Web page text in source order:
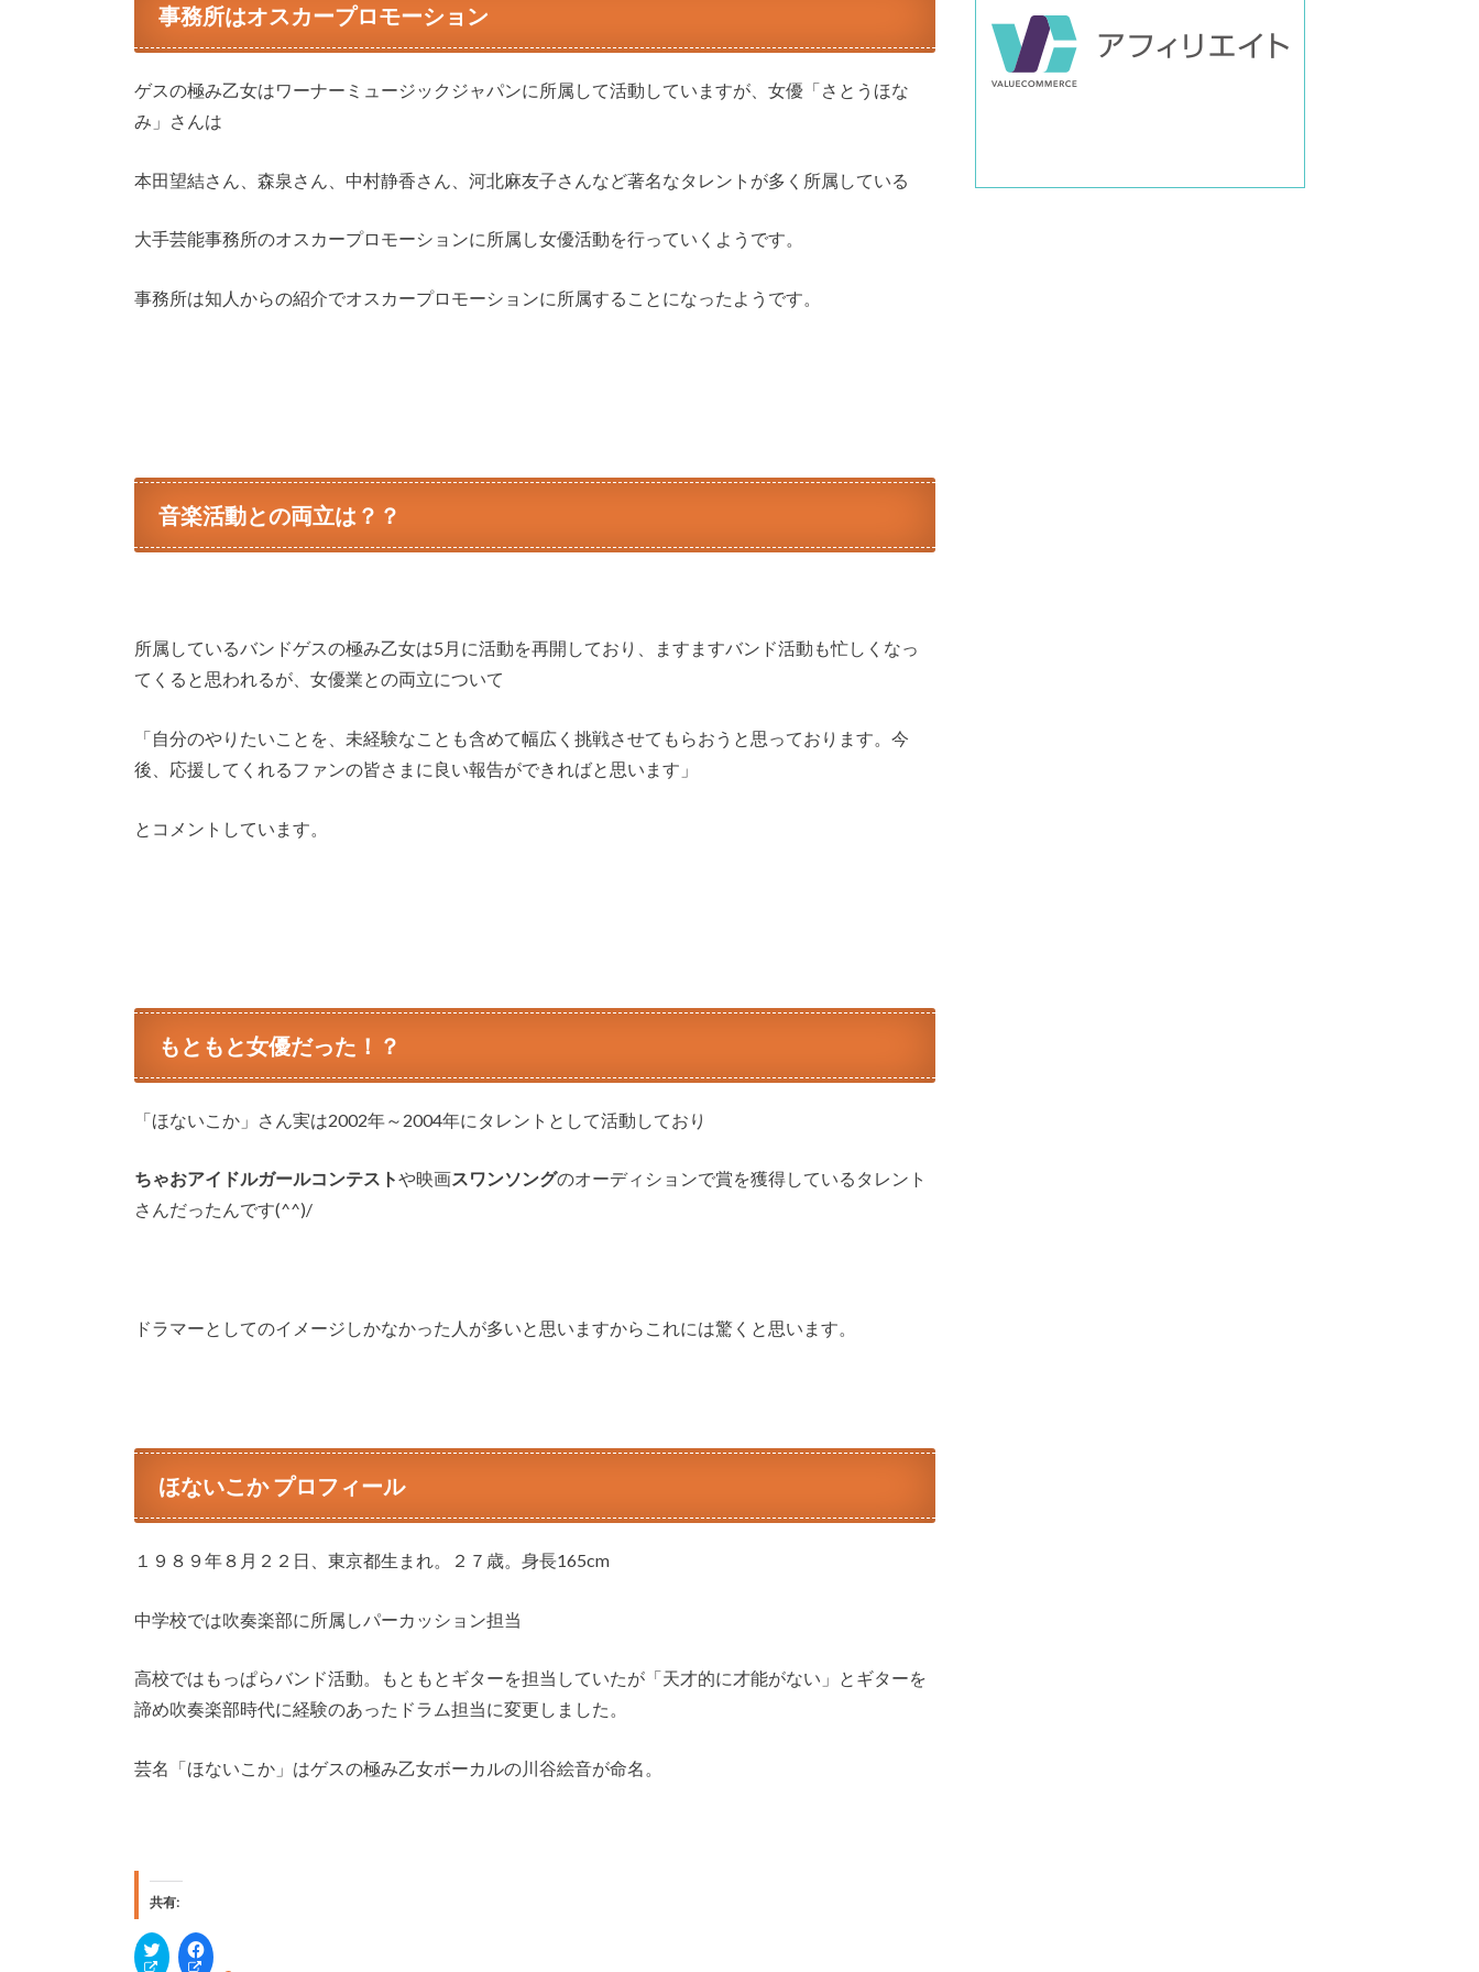
事務所はオスカープロモーション
ゲスの極み乙女はワーナーミュージックジャパンに所属して活動していますが、女優「さとうほな
み」さんは
本田望結さん、森泉さん、中村静香さん、河北麻友子さんなど著名なタレントが多く所属している
大手芸能事務所のオスカープロモーションに所属 し女優活動を行っていくようです。
事務所は知人からの紹介でオスカープロモーションに所属することになったようです。
音楽活動との両立は？？
所属しているバンドゲスの極み乙女は5月に活動を再開しており、ますますバンド活動も忙しくなっ
てくると思われるが、女優業との両立について
「自分のやりたいことを、未経験なことも含めて幅広く挑戦させてもらおうと思っております。今
後、応援してくれるファンの皆さまに良い報告ができればと思います」
とコメントしています。
もともと女優だった！？
「ほないこか」さん実は2002年～2004年にタレントとして活動しており
ちゃおアイドルガールコンテストや映画スワンソングのオーディションで賞を獲得しているタレント
さんだったんです(^^)/
ドラマーとしてのイメージしかなかった人が多いと思いますからこれには驚くと思います。
ほないこか プロフィール
１９８９年８月２２日、東京都生まれ。２７歳。身長165cm
中学校では吹奏楽部に所属しパーカッション担当
高校ではもっぱらバンド活動。もともとギターを担当していたが「天才的に才能がない」とギターを
諦め吹奏楽部時代に経験のあったドラム担当に変更しました。
芸名「ほないこか」はゲスの極み乙女ボーカルの川谷絵音が命名。
共有:
ク
リ
F
a